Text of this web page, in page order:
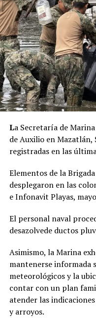
La Secretaría de
de Auxilio en Mazatlán,
registradas en las
Elementos de la
desplegaron en las
e Infonavit Playas,
El personal naval
desazolvede ductos
Asimismo, la Marina
mantenerse informada
meteorológicos y la
contar con un plan
atender las
y arroyos.